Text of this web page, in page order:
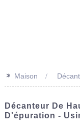
>> Maison
Décanteur De
D'épuration -